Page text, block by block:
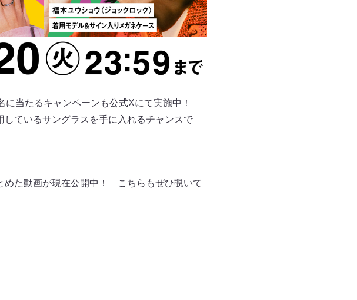
に当たるキャンペーンも公式Xにて実施中！
ているサングラスを手に入れるチャンスで
めた動画が現在公開中！ こちらもぜひ覗いて